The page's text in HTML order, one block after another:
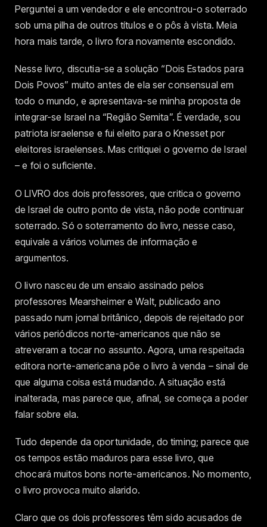
Perguntei a um vendedor e ele encontrou-o soterrado
sob uma pilha de outros títulos e o pôs à vista. Meia
hora mais tarde, o livro fora novamente escondido.
Nesse livro, discutia-se a solução “Dois Estados para
Dois Povos” muito antes de ela ser consensual em
todo o mundo, e apresentava-se minha proposta de
integrar-se Israel na “Região Semita”. É verdade, sou
patriota israelense e fui eleito para o Knesset por
eleitores israelenses. Mas critiquei o governo de Israel
– e foi o suficiente.
O LIVRO dos dois professores, que critica o governo
de Israel de outro ponto de vista, não pode continuar
soterrado. Só o soterramento do livro, nesse caso,
equivale a vários volumes de informação e
argumentos.
O livro nasceu de um ensaio assinado pelos
professores Mearsheimer e Walt, publicado ano
passado num jornal britânico, depois de rejeitado por
vários periódicos norte-americanos que não se
atreveram a tocar no assunto. Agora, uma respeitada
editora norte-americana põe o livro à venda – sinal de
que alguma coisa está mudando. A situação está
inalterada, mas parece que, afinal, se começa a poder
falar sobre ela.
Tudo depende da oportunidade, do timing; parece que
os tempos estão maduros para esse livro, que
chocará muitos bons norte-americanos. No momento,
o livro provoca muito alarido.
Claro que os dois professores têm sido acusados de